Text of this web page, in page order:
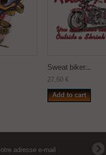
Sweat biker...
27,50 €
Add to cart